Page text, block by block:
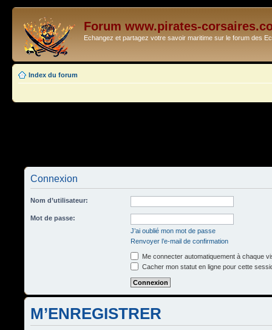
Forum www.pirates-
Echangez et partagez votre savoir maritime sur le forum des
Index du forum
Connexion
Nom d’utilisateur:
Mot de passe:
J’ai oublié mon mot de passe
Renvoyer l’e-mail de confirmation
Me connecter automatiquement à chaque
Cacher mon statut en ligne pour cette
M’ENREGISTRER